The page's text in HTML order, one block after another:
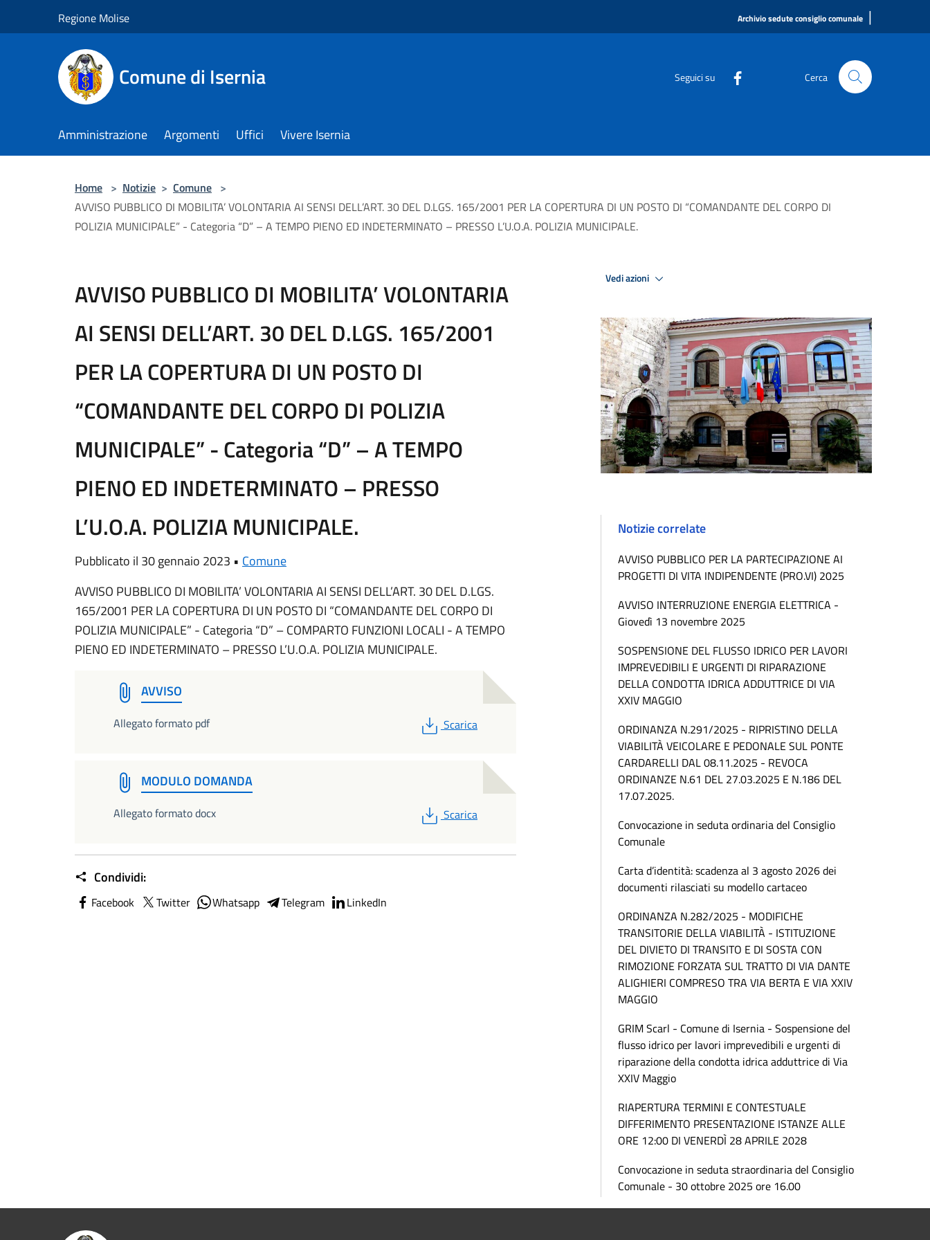
Regione Molise Archivio sedute consiglio comunale |
Comune di Isernia Seguici su Cerca
Amministrazione Argomenti Uffici Vivere Isernia
Home > Notizie > Comune >
AVVISO PUBBLICO DI MOBILITA’ VOLONTARIA AI SENSI DELL’ART. 30 DEL D.LGS. 165/2001 PER LA COPERTURA DI UN POSTO DI “COMANDANTE DEL CORPO DI
POLIZIA MUNICIPALE” - Categoria “D” – A TEMPO PIENO ED INDETERMINATO – PRESSO L’U.O.A. POLIZIA MUNICIPALE.
AVVISO PUBBLICO DI MOBILITA’ VOLONTARIA
AI SENSI DELL’ART. 30 DEL D.LGS. 165/2001
PER LA COPERTURA DI UN POSTO DI
“COMANDANTE DEL CORPO DI POLIZIA
MUNICIPALE” - Categoria “D” – A TEMPO
PIENO ED INDETERMINATO – PRESSO
L’U.O.A. POLIZIA MUNICIPALE.
Pubblicato il 30 gennaio 2023 • Comune
AVVISO PUBBLICO DI MOBILITA’ VOLONTARIA AI SENSI DELL’ART. 30 DEL D.LGS.
165/2001 PER LA COPERTURA DI UN POSTO DI “COMANDANTE DEL CORPO DI
POLIZIA MUNICIPALE” - Categoria “D” – COMPARTO FUNZIONI LOCALI - A TEMPO
PIENO ED INDETERMINATO – PRESSO L’U.O.A. POLIZIA MUNICIPALE.
AVVISO
Allegato formato pdf PDF
Scarica
MODULO DOMANDA
Allegato formato docx PDF
Scarica
Condividi:
Facebook Twitter Whatsapp Telegram LinkedIn
Vedi azioni
Notizie correlate
AVVISO PUBBLICO PER LA PARTECIPAZIONE AI
PROGETTI DI VITA INDIPENDENTE (PRO.VI) 2025
AVVISO INTERRUZIONE ENERGIA ELETTRICA -
Giovedì 13 novembre 2025
SOSPENSIONE DEL FLUSSO IDRICO PER LAVORI
IMPREVEDIBILI E URGENTI DI RIPARAZIONE
DELLA CONDOTTA IDRICA ADDUTTRICE DI VIA
XXIV MAGGIO
ORDINANZA N.291/2025 - RIPRISTINO DELLA
VIABILITÀ VEICOLARE E PEDONALE SUL PONTE
CARDARELLI DAL 08.11.2025 - REVOCA
ORDINANZE N.61 DEL 27.03.2025 E N.186 DEL
17.07.2025.
Convocazione in seduta ordinaria del Consiglio
Comunale
Carta d’identità: scadenza al 3 agosto 2026 dei
documenti rilasciati su modello cartaceo
ORDINANZA N.282/2025 - MODIFICHE
TRANSITORIE DELLA VIABILITÀ - ISTITUZIONE
DEL DIVIETO DI TRANSITO E DI SOSTA CON
RIMOZIONE FORZATA SUL TRATTO DI VIA DANTE
ALIGHIERI COMPRESO TRA VIA BERTA E VIA XXIV
MAGGIO
GRIM Scarl - Comune di Isernia - Sospensione del
flusso idrico per lavori imprevedibili e urgenti di
riparazione della condotta idrica adduttrice di Via
XXIV Maggio
RIAPERTURA TERMINI E CONTESTUALE
DIFFERIMENTO PRESENTAZIONE ISTANZE ALLE
ORE 12:00 DI VENERDÌ 28 APRILE 2028
Convocazione in seduta straordinaria del Consiglio
Comunale - 30 ottobre 2025 ore 16.00